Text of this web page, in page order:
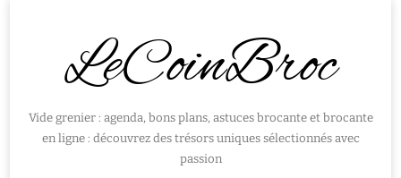
LeCoinBroc
Vide grenier : agenda, bons plans, astuces brocante et brocante
en ligne : découvrez des trésors uniques sélectionnés avec
passion